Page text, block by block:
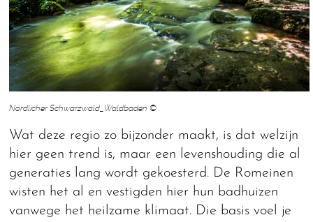
Nördlicher Schwarzwald_Waldbaden ©
Wat deze regio zo bijzonder maakt, is dat welzijn
hier geen trend is, maar een levenshouding die al
generaties lang wordt gekoesterd. De Romeinen
wisten het al en vestigden hier hun badhuizen
vanwege het heilzame klimaat. Die basis voel je